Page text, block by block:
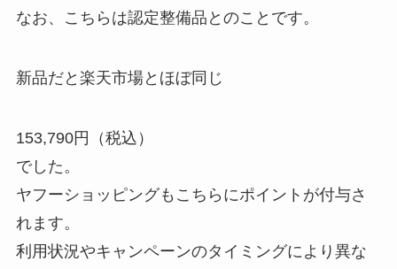
なお、こちらは認定整備品とのことです。
新品だと楽天市場とほぼ同じ
153,790円（税込）
でした。
ヤフーショッピングもこちらにポイントが付与さ
れます。
利用状況やキャンペーンのタイミングにより異な